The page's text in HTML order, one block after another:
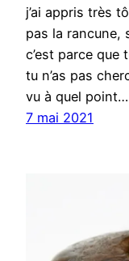
j’ai appris très
pas la rancune,
c’est parce que
tu n’as pas
vu à quel point…
7 mai 2021